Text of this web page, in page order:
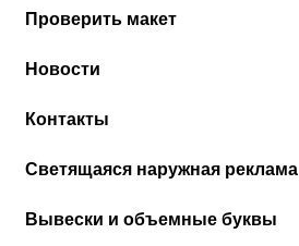
Проверить макет
Новости
Контакты
Cветящаяся наружная реклама
Вывески и объемные буквы